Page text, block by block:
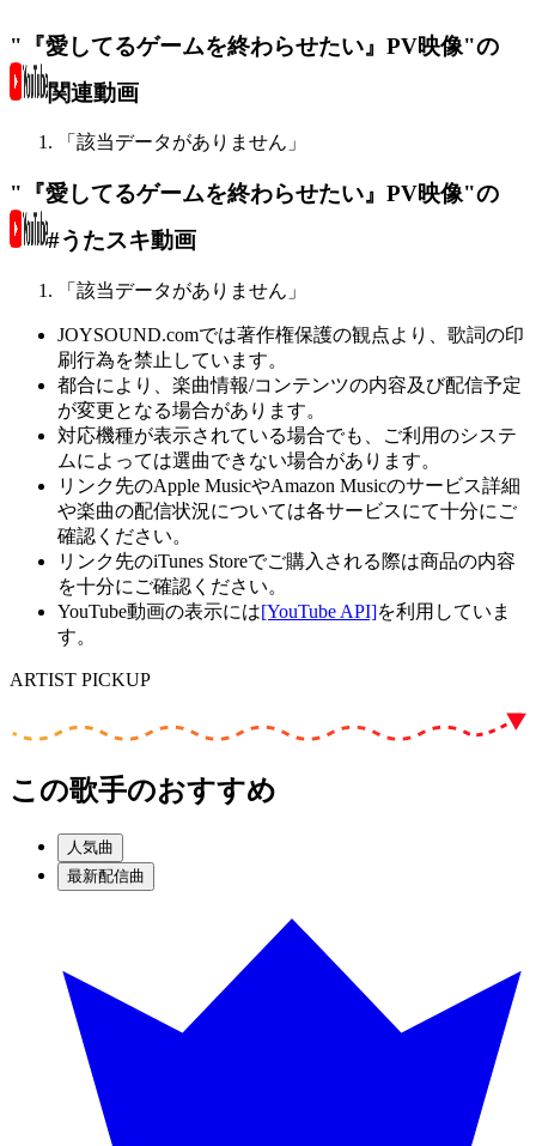
"『愛してるゲームを終わらせたい』PV映像"の
関連動画
「該当データがありません」
"『愛してるゲームを終わらせたい』PV映像"の
#うたスキ動画
「該当データがありません」
JOYSOUND.comでは著作権保護の観点より、歌詞の印
刷行為を禁止しています。
都合により、楽曲情報/コンテンツの内容及び配信予定
が変更となる場合があります。
対応機種が表示されている場合でも、ご利用のシステ
ムによっては選曲できない場合があります。
リンク先のApple MusicやAmazon Musicのサービス詳細
や楽曲の配信状況については各サービスにて十分にご
確認ください。
リンク先のiTunes Storeでご購入される際は商品の内容
を十分にご確認ください。
YouTube動画の表示には[YouTube API]を利用していま
す。
ARTIST PICKUP
この歌手のおすすめ
人気曲
最新配信曲